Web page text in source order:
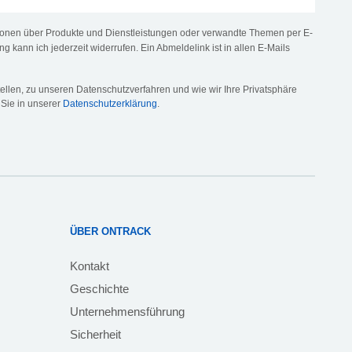
über Produkte und Dienstleistungen oder verwandte Themen per E-
kann ich jederzeit widerrufen. Ein Abmeldelink ist in allen E-Mails
zu unseren Datenschutzverfahren und wie wir Ihre Privatsphäre
in unserer Datenschutzerklärung
ÜBER ONTRACK
Kontakt
Geschichte
Unternehmensführung
Sicherheit